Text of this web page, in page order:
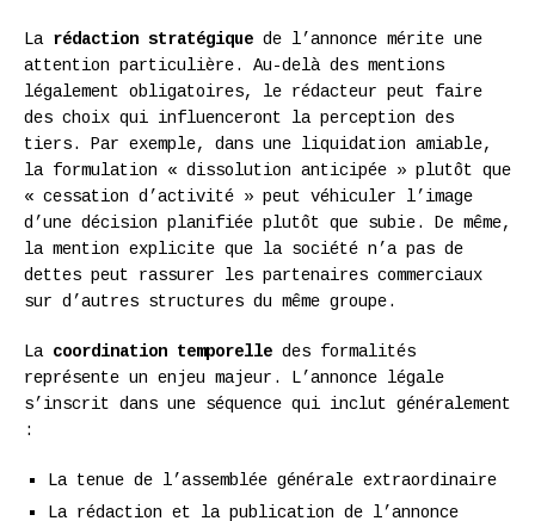
La rédaction stratégique de l’annonce mérite une
attention particulière. Au-delà des mentions
légalement obligatoires, le rédacteur peut faire
des choix qui influenceront la perception des
tiers. Par exemple, dans une liquidation amiable,
la formulation « dissolution anticipée » plutôt que
« cessation d’activité » peut véhiculer l’image
d’une décision planifiée plutôt que subie. De même,
la mention explicite que la société n’a pas de
dettes peut rassurer les partenaires commerciaux
sur d’autres structures du même groupe.
La coordination temporelle des formalités
représente un enjeu majeur. L’annonce légale
s’inscrit dans une séquence qui inclut généralement
:
La tenue de l’assemblée générale extraordinaire
La rédaction et la publication de l’annonce